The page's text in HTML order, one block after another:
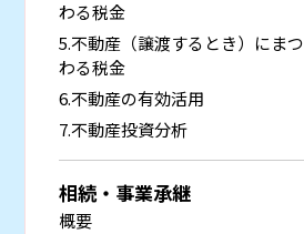
わる税金
5.不動産（譲渡するとき）にまつ
わる税金
6.不動産の有効活用
7.不動産投資分析
相続・事業承継
概要